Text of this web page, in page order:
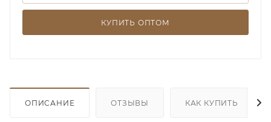
КУПИТЬ ОПТОМ
ОПИСАНИЕ ОТЗЫВЫ КАК КУПИТЬ